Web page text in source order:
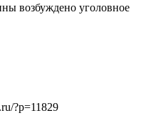
возбуждено уголовное
?p=11829